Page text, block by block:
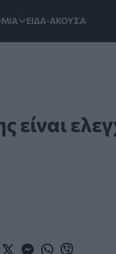
ΕΙΔΑ-ΑΚΟΥΣΑ